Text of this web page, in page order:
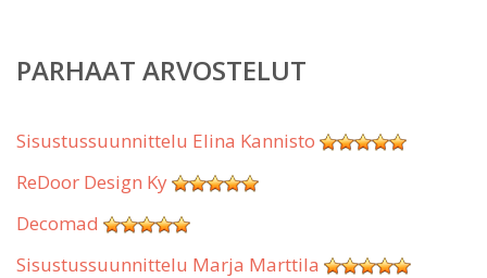
PARHAAT ARVOSTELUT
Sisustussuunnittelu Elina Kannisto
ReDoor Design Ky
Decomad
Sisustussuunnittelu Marja Marttila